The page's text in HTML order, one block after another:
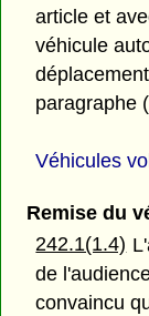
article et
véhicule
paragraphe
Véhicules
Remise du
242.1(1.4)
de
convaincu